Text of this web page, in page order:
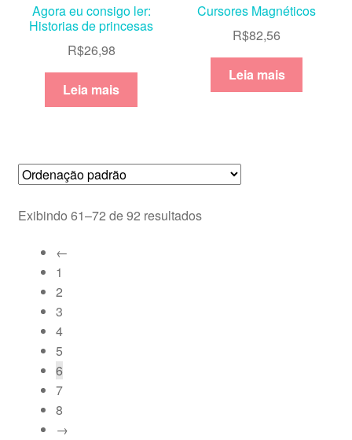
Agora eu consigo ler:
Historias de princesas
R$26,98
Leia mais
Cursores Magnéticos
R$82,56
Leia mais
Exibindo 61–72 de 92 resultados
←
1
2
3
4
5
6
7
8
→